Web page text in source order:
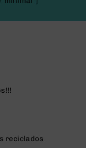
reciclados